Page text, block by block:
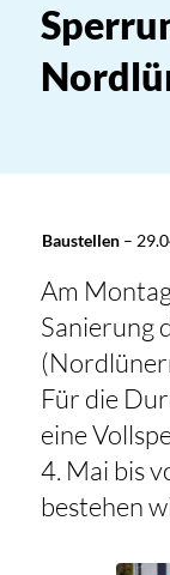
Baustellen–
Am
Sanierung
Für die
eine
4. Mai bis
bestehen